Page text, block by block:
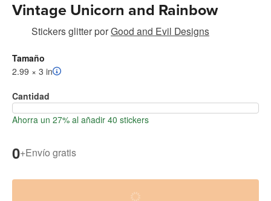
Vintage Unicorn and Rainbow
Stickers glitterporGood and Evil Designs
Tamaño
2.99 × 3 in
Cantidad
Ahorra un 27% al añadir 40 stickers
0+Envío gratis